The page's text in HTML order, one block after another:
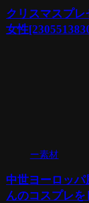
クリスマスプ
女性
ー素材
中世ヨーロッパ
んのコスプレ